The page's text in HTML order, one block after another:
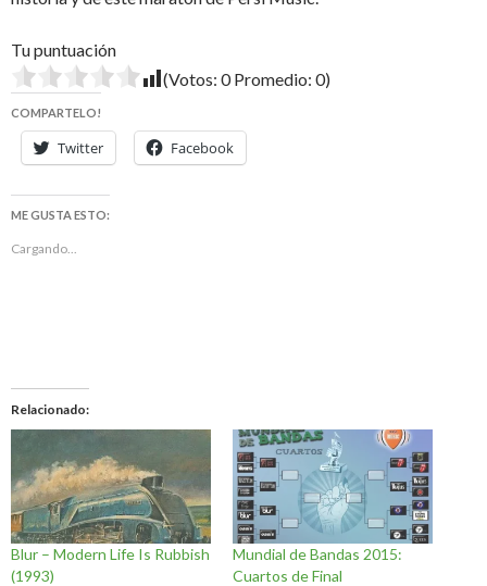
Tu puntuación
(Votos: 0Promedio: 0)
COMPARTELO!
Twitter Facebook
ME GUSTA ESTO:
Cargando...
Relacionado
Blur – Modern Life Is Rubbish
(1993)
Mundial de Bandas 2015:
Cuartos de Final